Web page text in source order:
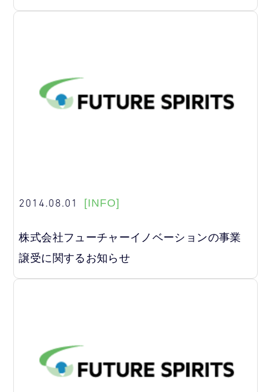
2014.08.01 [INFO]
株式会社フューチャーイノベーションの事業
譲受に関するお知らせ